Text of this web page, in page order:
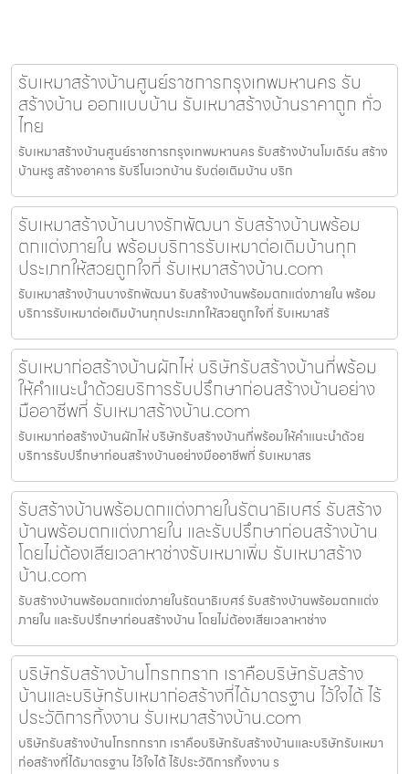
รับเหมาสร้างบ้านศูนย์ราชการกรุงเทพมหานคร รับ
สร้างบ้าน ออกแบบบ้าน รับเหมาสร้างบ้านราคาถูก ทั่ว
ไทย
รับเหมาสร้างบ้านศูนย์ราชการกรุงเทพมหานคร รับสร้างบ้านโมเดิร์น สร้าง
บ้านหรู สร้างอาคาร รับรีโนเวทบ้าน รับต่อเติมบ้าน บริก
รับเหมาสร้างบ้านบางรักพัฒนา รับสร้างบ้านพร้อม
ตกแต่งภายใน พร้อมบริการรับเหมาต่อเติมบ้านทุก
ประเภทให้สวยถูกใจที่ รับเหมาสร้างบ้าน.com
รับเหมาสร้างบ้านบางรักพัฒนา รับสร้างบ้านพร้อมตกแต่งภายใน พร้อม
บริการรับเหมาต่อเติมบ้านทุกประเภทให้สวยถูกใจที่ รับเหมาสร้
รับเหมาก่อสร้างบ้านผักไห่ บริษัทรับสร้างบ้านที่พร้อม
ให้คำแนะนำด้วยบริการรับปรึกษาก่อนสร้างบ้านอย่าง
มืออาชีพที่ รับเหมาสร้างบ้าน.com
รับเหมาก่อสร้างบ้านผักไห่ บริษัทรับสร้างบ้านที่พร้อมให้คำแนะนำด้วย
บริการรับปรึกษาก่อนสร้างบ้านอย่างมืออาชีพที่ รับเหมาสร
รับสร้างบ้านพร้อมตกแต่งภายในรัตนาธิเบศร์ รับสร้าง
บ้านพร้อมตกแต่งภายใน และรับปรึกษาก่อนสร้างบ้าน
โดยไม่ต้องเสียเวลาหาช่างรับเหมาเพิ่ม รับเหมาสร้าง
บ้าน.com
รับสร้างบ้านพร้อมตกแต่งภายในรัตนาธิเบศร์ รับสร้างบ้านพร้อมตกแต่ง
ภายใน และรับปรึกษาก่อนสร้างบ้าน โดยไม่ต้องเสียเวลาหาช่าง
บริษัทรับสร้างบ้านโกรกกราก เราคือบริษัทรับสร้าง
บ้านและบริษัทรับเหมาก่อสร้างที่ได้มาตรฐาน ไว้ใจได้ ไร้
ประวัติการทิ้งงาน รับเหมาสร้างบ้าน.com
บริษัทรับสร้างบ้านโกรกกราก เราคือบริษัทรับสร้างบ้านและบริษัทรับเหมา
ก่อสร้างที่ได้มาตรฐาน ไว้ใจได้ ไร้ประวัติการทิ้งงาน ร